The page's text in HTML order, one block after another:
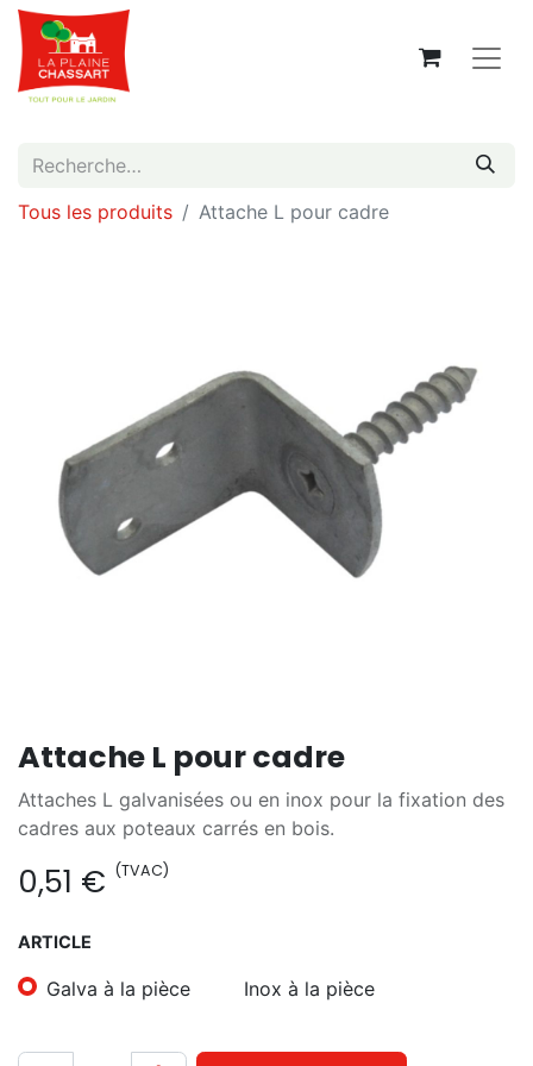
Tous les produits Attache L pour cadre
Attache L pour cadre
Attaches L galvanisées ou en inox pour la fixation des
cadres aux poteaux carrés en bois.
0,51 € (TVAC)
ARTICLE
Galva à la pièce Inox à la pièce